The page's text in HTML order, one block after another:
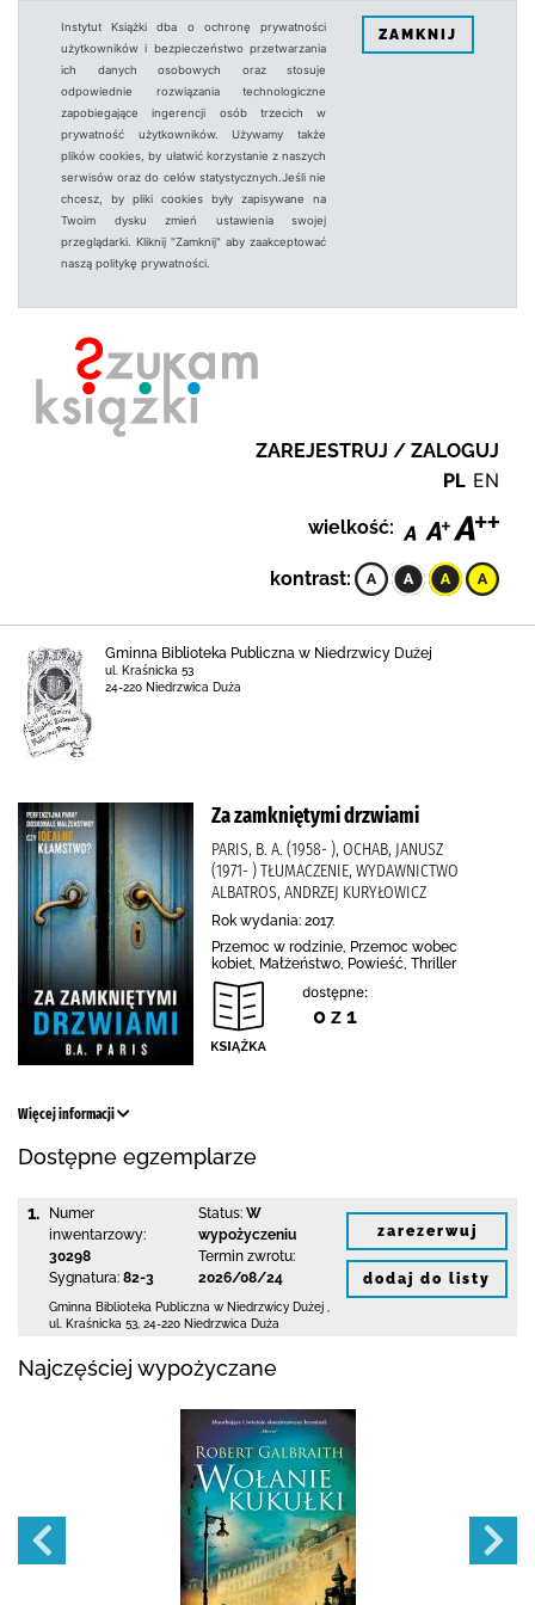
Instytut Książki dba o ochronę prywatności
użytkowników i bezpieczeństwo przetwarzania
ich danych osobowych oraz stosuje
odpowiednie rozwiązania technologiczne
zapobiegające ingerencji osób trzecich w
prywatność użytkowników. Używamy także
plików cookies, by ułatwić korzystanie z naszych
serwisów oraz do celów statystycznych.Jeśli nie
chcesz, by pliki cookies były zapisywane na
Twoim dysku zmień ustawienia swojej
przeglądarki. Kliknij "Zamknij" aby zaakceptować
naszą politykę prywatności.
ZAMKNIJ
ZAREJESTRUJ / ZALOGUJ
PL EN
wielkość:
kontrast:
Gminna Biblioteka Publiczna w Niedrzwicy Dużej
ul. Kraśnicka 53
24-220 Niedrzwica Duża
Za zamkniętymi drzwiami
PARIS, B. A. (1958- ), OCHAB, JANUSZ
(1971- ) TŁUMACZENIE, WYDAWNICTWO
ALBATROS, ANDRZEJ KURYŁOWICZ
Rok wydania: 2017.
Przemoc w rodzinie, Przemoc wobec
kobiet, Małżeństwo, Powieść, Thriller
dostępne:
0 z 1
Więcej informacji
Dostępne egzemplarze
1.
Numer
inwentarzowy:
30298
Sygnatura: 82-3
Status: W
wypożyczeniu
Termin zwrotu:
2026/08/24
Gminna Biblioteka Publiczna w Niedrzwicy Dużej
ul. Kraśnicka 53 24-220 Niedrzwica Duża
zarezerwuj
dodaj do listy
Najczęściej wypożyczane